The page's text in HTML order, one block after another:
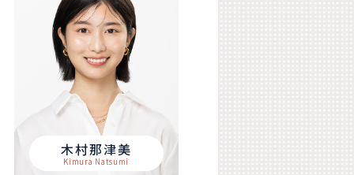
木村那津美
Kimura Natsumi